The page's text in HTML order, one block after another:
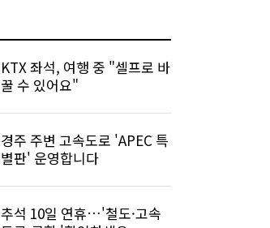
KTX 좌석, 여행 중 "셀프로 바
꿀 수 있어요"
경주 주변 고속도로 'APEC 특
별판' 운영합니다
추석 10일 연휴…'철도·고속